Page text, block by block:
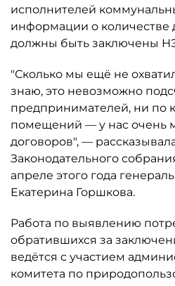
исполнителей
информации о количестве
должны быть заключены
"Сколько мы ещё не
знаю, это невозможно
предпринимателей, ни по
помещений — у нас очень
договоров", —
Законодательного
апреле этого года
Екатерина Горшкова.
Работа по выявлению
обратившихся за
ведётся с участием
комитета по